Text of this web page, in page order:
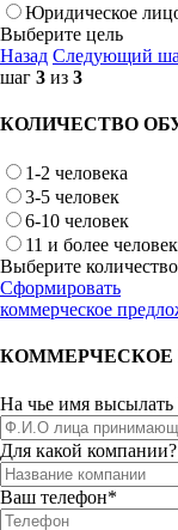
Юридическое
Выберите цель
Назад Следующий
шаг 3 из 3
КОЛИЧЕСТВО
1-2 человека
3-5 человек
6-10 человек
11 и более человек
Выберите количество
Сформировать
коммерческое
КОММЕРЧЕСКОЕ
На чье имя
Для какой компании?
Ваш телефон*